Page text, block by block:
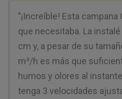
"¡Increíble! Esta campana
que necesitaba. La
cm y, a pesar de su
m³/h es más que
humos y olores al
tenga 3 velocidades